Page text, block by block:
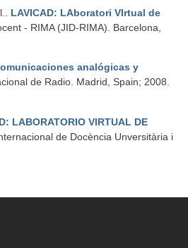
LAVICAD: LAboratori VIrtual de
- RIMA (JID-RIMA). Barcelona,
analógicas y
de Radio. Madrid, Spain; 2008.
LABORATORIO VIRTUAL DE
de Docència Unversitària i